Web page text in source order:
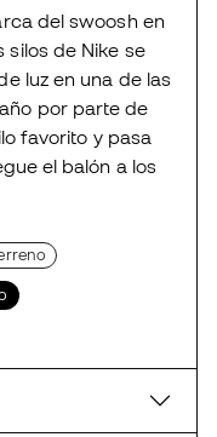
del swoosh en
silos de Nike se
luz en una de las
por parte de
favorito y pasa
el balón a los